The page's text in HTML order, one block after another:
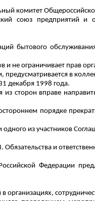
комитет
союз предприятий
бытового
ограничивает прав
в
декабря 1998 года.
сторон вправе
порядке
из участников
I. Обязательства и
Федерации
организациях,